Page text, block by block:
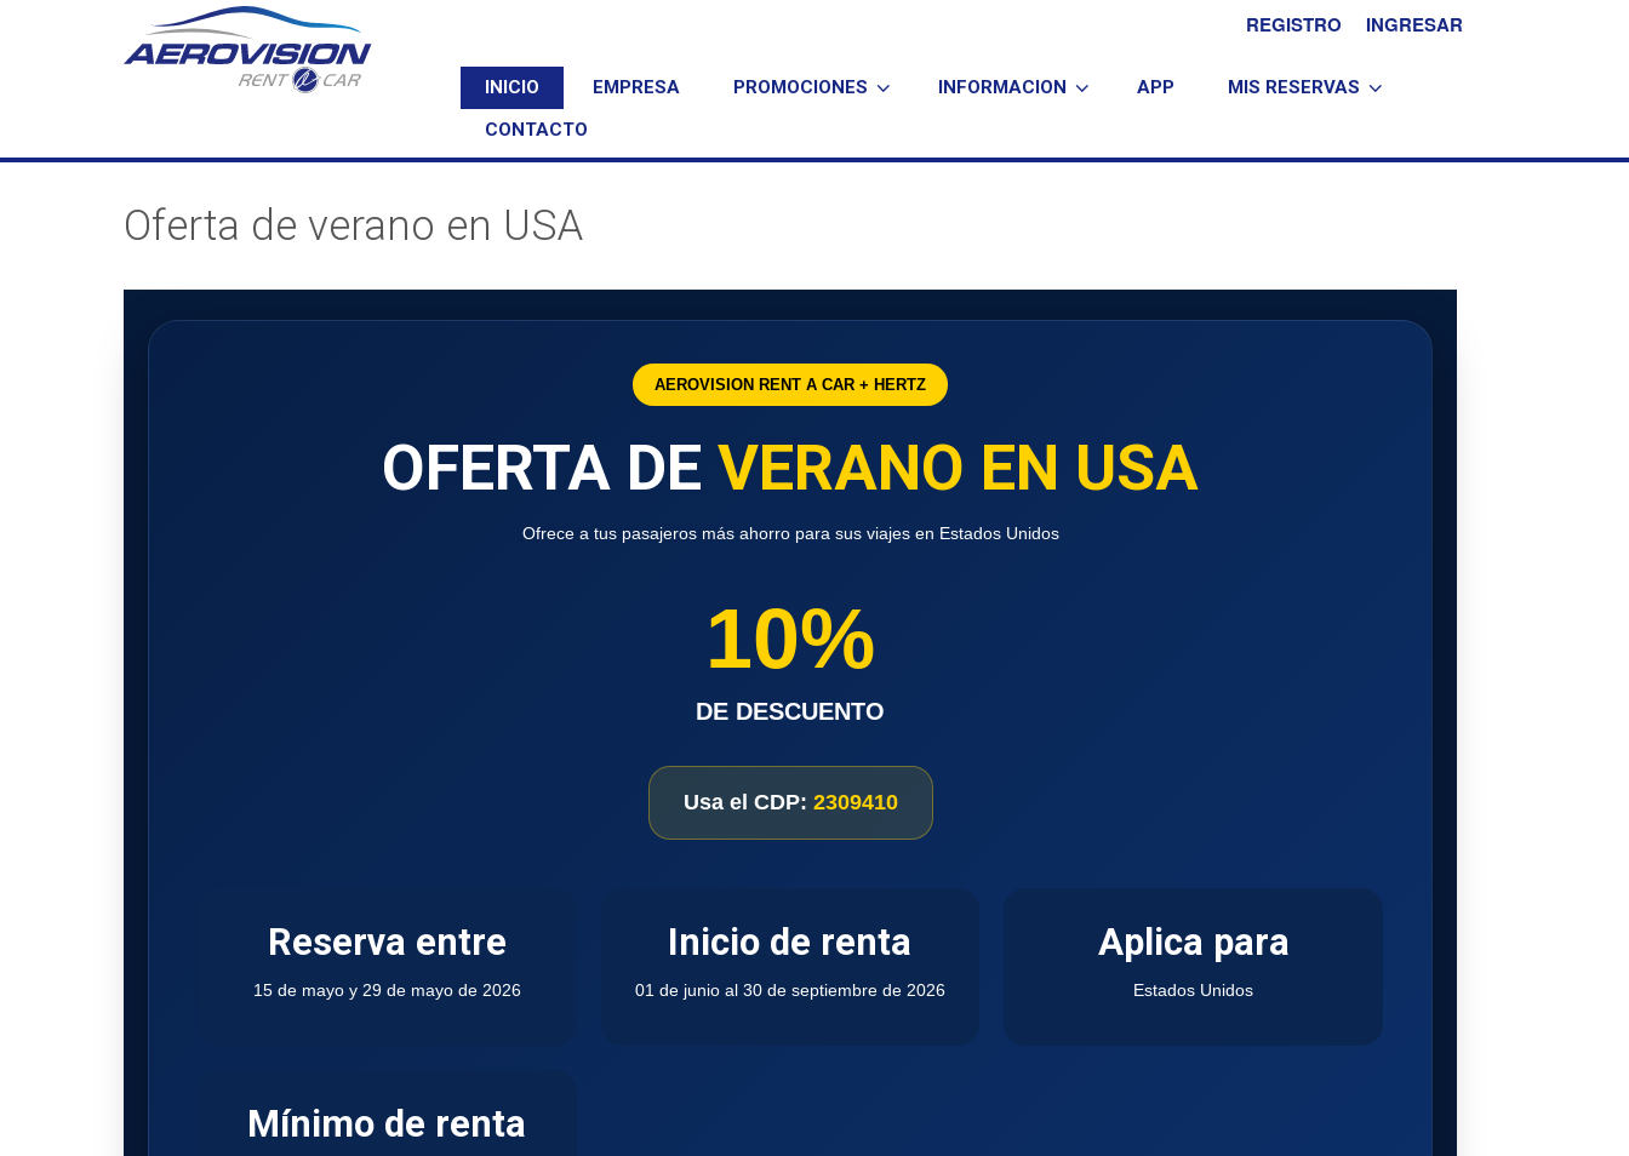
REGISTRO INGRESAR
INICIO EMPRESA PROMOCIONES INFORMACION APP
MIS RESERVAS
CONTACTO
Oferta de verano en USA
AEROVISION RENT A CAR + HERTZ
OFERTA DE VERANO EN USA
Ofrece a tus pasajeros más ahorro para sus viajes en Estados Unidos
10%
DE DESCUENTO
Usa el CDP: 2309410
Reserva entre
15 de mayo y 29 de mayo de 2026
Inicio de renta
01 de junio al 30 de septiembre de 2026
Aplica para
Estados Unidos
Mínimo de renta